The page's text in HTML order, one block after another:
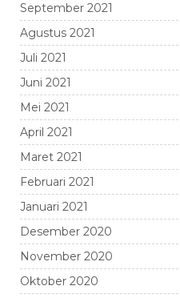
September 2021
Agustus 2021
Juli 2021
Juni 2021
Mei 2021
April 2021
Maret 2021
Februari 2021
Januari 2021
Desember 2020
November 2020
Oktober 2020